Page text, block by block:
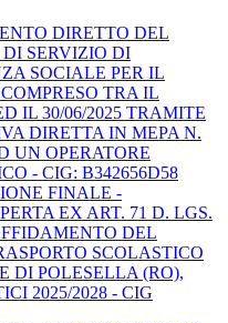
DIRETTO DEL
DI SERVIZIO DI
SOCIALE PER IL
TRA IL
IL 30/06/2025 TRAMITE
DIRETTA IN MEPA N.
UN OPERATORE
- CIG: B342656D58
FINALE -
EX ART. 71 D. LGS.
DEL
SCOLASTICO
DI POLESELLA (RO),
2025/2028 - CIG